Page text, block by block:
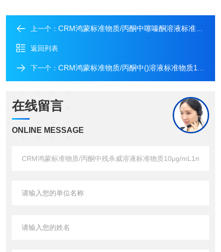
上一个： CRM鸿蒙标准物质/丙酮中噻嗪酮溶液标准物质10μg/mL1mL
返回列表
下一个： CRM鸿蒙标准物质/丙酮中()溶液标准物质100μg/mL1mL
在线留言
ONLINE MESSAGE